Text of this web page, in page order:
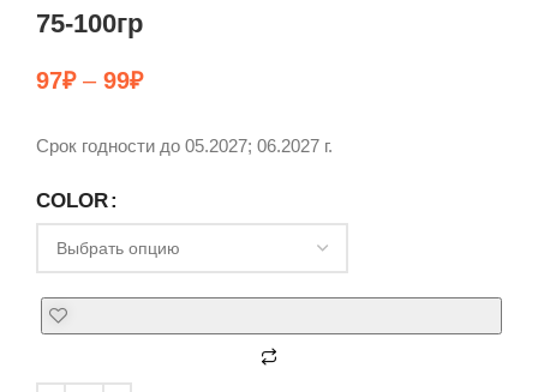
75-100гр
97₽ – 99₽
Срок годности до 05.2027; 06.2027 г.
COLOR